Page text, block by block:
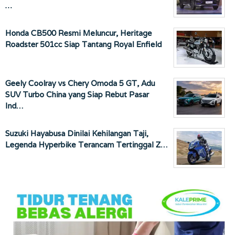
…
Honda CB500 Resmi Meluncur, Heritage
Roadster 501cc Siap Tantang Royal Enfield
Geely Coolray vs Chery Omoda 5 GT, Adu
SUV Turbo China yang Siap Rebut Pasar
Ind…
Suzuki Hayabusa Dinilai Kehilangan Taji,
Legenda Hyperbike Terancam Tertinggal Z…